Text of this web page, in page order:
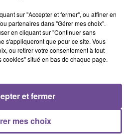
Emploi : 158RCBY
sur "Accepter et fermer", ou affiner en
partenaires dans "Gérer mes choix".
en cliquant sur "Continuer sans
s'appliqueront que pour ce site. Vous
ou retirer votre consentement à tout
situé en bas de chaque page.
mes choix
et fermer